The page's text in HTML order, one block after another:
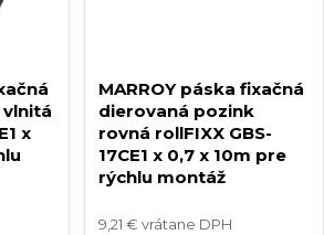
x
MARROY páska fixačná
dierovaná pozink
rovná rollFIXX GBS-
17CE1 x 0,7 x 10m pre
rýchlu montáž
9,21 € vrátane DPH